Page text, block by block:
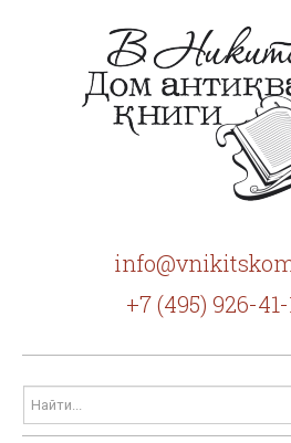
+7 (495) 926-